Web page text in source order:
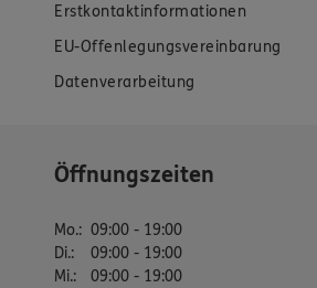
Erstkontaktinformationen
EU-Offenlegungsvereinbarung
Datenverarbeitung
Öffnungszeiten
Mo.: 09:00 - 19:00
Di.:
09:00 - 19:00
Mi.:
09:00 - 19:00